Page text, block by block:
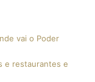
vai o Poder
e restaurantes e